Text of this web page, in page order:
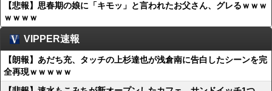
【悲報】思春期の娘に「キモッ」と言われたお父さん、グレるｗｗｗ
ｗｗｗｗ
VIPPER速報
【朗報】あだち充、タッチの上杉達也が浅倉南に告白したシーンを完
全再現ｗｗｗｗｗ